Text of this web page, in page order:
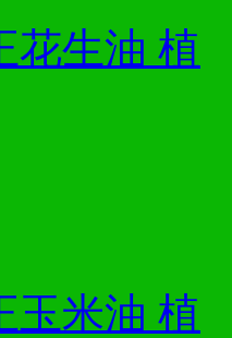
花生油 植
玉米油 植